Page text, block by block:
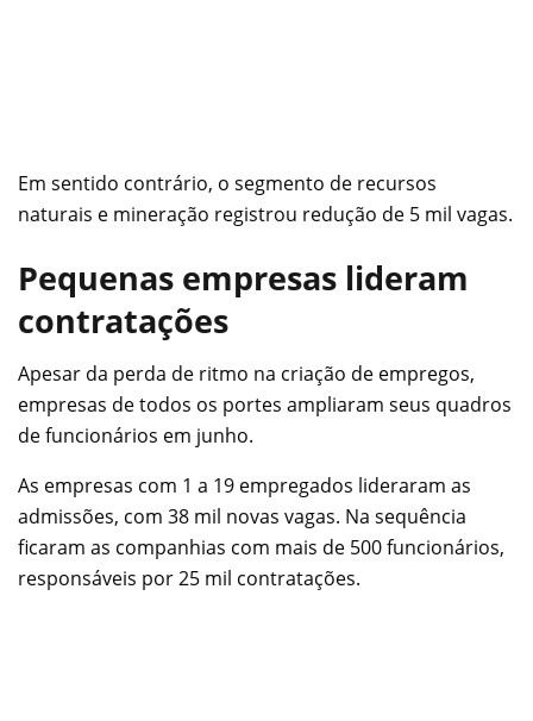
Em sentido contrário, o segmento de recursos
naturais e mineração registrou redução de 5 mil vagas.
Pequenas empresas lideram
contratações
Apesar da perda de ritmo na criação de empregos,
empresas de todos os portes ampliaram seus quadros
de funcionários em junho.
As empresas com 1 a 19 empregados lideraram as
admissões, com 38 mil novas vagas. Na sequência
ficaram as companhias com mais de 500 funcionários,
responsáveis por 25 mil contratações.